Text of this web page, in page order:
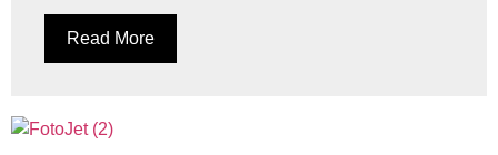
Read More